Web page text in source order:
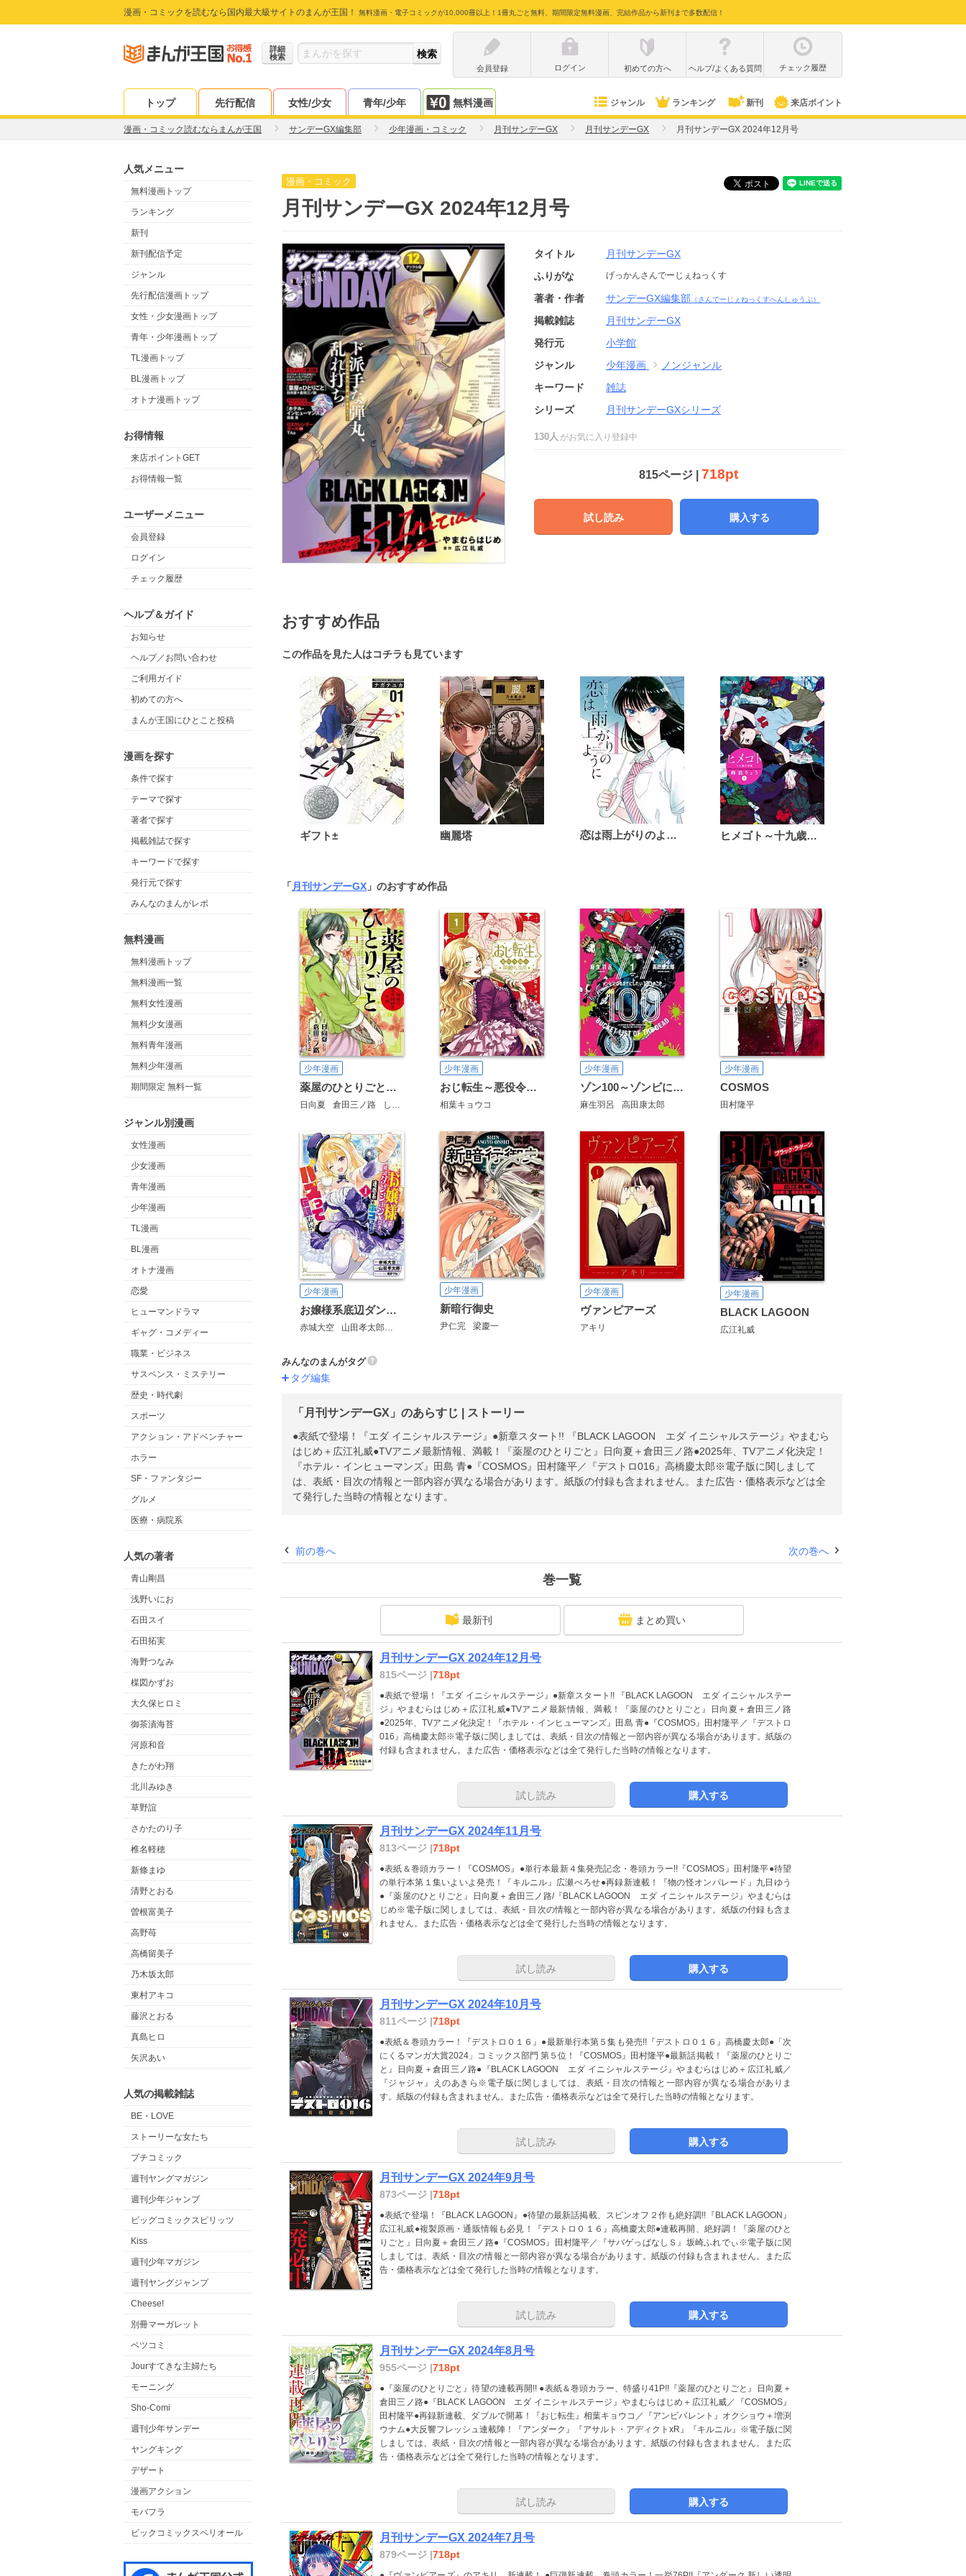
漫画・コミックを読むなら国内最大級サイトのまんが王国！ 無料漫画・電子コミックが10,000冊以上！1冊丸ごと無料、期間限定無料漫画、完結作品から新刊まで多数配信！
詳細
検索
会員登録
ログイン 初めての方へ ヘルプ/よくある質問 チェック履歴
トップ 先行配信 女性/少女 青年/少年 無料漫画 ジャンル ランキング 新刊 来店ポイント
漫画・コミック読むならまんが王国 サンデーGX編集部 少年漫画・コミック 月刊サンデーGX 月刊サンデーGX 月刊サンデーGX 2024年12月号
人気メニュー
無料漫画トップ
ランキング
新刊
新刊配信予定
ジャンル
先行配信漫画トップ
女性・少女漫画トップ
青年・少年漫画トップ
TL漫画トップ
BL漫画トップ
オトナ漫画トップ
お得情報
来店ポイントGET
お得情報一覧
ユーザーメニュー
会員登録
ログイン
チェック履歴
ヘルプ＆ガイド
お知らせ
ヘルプ／お問い合わせ
ご利用ガイド
初めての方へ
まんが王国にひとこと投稿
漫画を探す
条件で探す
テーマで探す
著者で探す
掲載雑誌で探す
キーワードで探す
発行元で探す
みんなのまんがレポ
無料漫画
無料漫画トップ
無料漫画一覧
無料女性漫画
無料少女漫画
無料青年漫画
無料少年漫画
期間限定 無料一覧
ジャンル別漫画
女性漫画
少女漫画
青年漫画
少年漫画
TL漫画
BL漫画
オトナ漫画
恋愛
ヒューマンドラマ
ギャグ・コメディー
職業・ビジネス
サスペンス・ミステリー
歴史・時代劇
スポーツ
アクション・アドベンチャー
ホラー
SF・ファンタジー
グルメ
医療・病院系
人気の著者
青山剛昌
浅野いにお
石田スイ
石田拓実
海野つなみ
楳図かずお
大久保ヒロミ
御茶漬海苔
河原和音
きたがわ翔
北川みゆき
草野誼
さかたのり子
椎名軽穂
新條まゆ
清野とおる
曽根富美子
高野苺
高橋留美子
乃木坂太郎
東村アキコ
藤沢とおる
真島ヒロ
矢沢あい
人気の掲載雑誌
BE・LOVE
ストーリーな女たち
プチコミック
週刊ヤングマガジン
週刊少年ジャンプ
ビッグコミックスピリッツ
Kiss
週刊少年マガジン
週刊ヤングジャンプ
Cheese!
別冊マーガレット
ベツコミ
Jourすてきな主婦たち
モーニング
Sho-Comi
週刊少年サンデー
ヤングキング
デザート
漫画アクション
モバフラ
ビックコミックスペリオール
漫画・コミック
月刊サンデーGX 2024年12月号
タイトル
月刊サンデーGX
ふりがな
げっかんさんでーじぇねっくす
著者・作者 サンデーGX編集部 （さんでーじぇねっくすへんしゅうぶ）
掲載雑誌
月刊サンデーGX
発行元
小学館
ジャンル
少年漫画
ノンジャンル
キーワード
雑誌
シリーズ
月刊サンデーGXシリーズ
130人 がお気に入り登録中
815ページ | 718pt
試し読み 購入する
おすすめ作品
この作品を見た人はコチラも見ています
ギフト± 幽麗塔 恋は雨上がりのように ヒメゴト～十九歳の制服～
「 月刊サンデーGX 」のおすすめ作品
少年漫画
薬屋のひとりごと～猫猫の後宮謎解き手帳～
日向夏 倉田三ノ路 しのとうこ
少年漫画
おじ転生～悪役令嬢の加齢なる生活～
相葉キョウコ
少年漫画
ゾン100～ゾンビになるまでにしたい100のこと～
麻生羽呂 高田康太郎
少年漫画
COSMOS
田村隆平
少年漫画
お嬢様系底辺ダンジョン配信者、迷惑系をボコったらバズって伝説になってますわ！？
赤城大空 山田孝太郎 福きつね
少年漫画
新暗行御史
尹仁完 梁慶一
少年漫画
ヴァンピアーズ
アキリ
少年漫画
BLACK LAGOON
広江礼威
みんなのまんがタグ
タグ編集
「月刊サンデーGX」のあらすじ | ストーリー
●表紙で登場！『エダ イニシャルステージ』●新章スタート!! 『BLACK LAGOON エダ イニシャルステージ』やまむら
はじめ＋広江礼威●TVアニメ最新情報、満載！『薬屋のひとりごと』日向夏＋倉田三ノ路●2025年、TVアニメ化決定！
『ホテル・インヒューマンズ』田島 青●『COSMOS』田村隆平／『デストロ016』高橋慶太郎※電子版に関しまして
は、表紙・目次の情報と一部内容が異なる場合があります。紙版の付録も含まれません。また広告・価格表示などは全
て発行した当時の情報となります。
前の巻へ 次の巻へ
巻一覧
最新刊 まとめ買い
月刊サンデーGX 2024年12月号
815ページ |718pt
●表紙で登場！『エダ イニシャルステージ』●新章スタート!! 『BLACK LAGOON エダ イニシャルステー
ジ』やまむらはじめ＋広江礼威●TVアニメ最新情報、満載！『薬屋のひとりごと』日向夏＋倉田三ノ路
●2025年、TVアニメ化決定！『ホテル・インヒューマンズ』田島 青●『COSMOS』田村隆平／『デストロ
016』高橋慶太郎※電子版に関しましては、表紙・目次の情報と一部内容が異なる場合があります。紙版の
付録も含まれません。また広告・価格表示などは全て発行した当時の情報となります。
試し読み 購入する
月刊サンデーGX 2024年11月号
813ページ |718pt
●表紙＆巻頭カラー！『COSMOS』●単行本最新４集発売記念・巻頭カラー!!『COSMOS』田村隆平●待望
の単行本第１集いよいよ発売！『キルニル』広瀬べろせ●再録新連載！『物の怪オンパレード』九日ゆう
●『薬屋のひとりごと』日向夏＋倉田三ノ路/『BLACK LAGOON エダ イニシャルステージ』やまむらは
じめ※電子版に関しましては、表紙・目次の情報と一部内容が異なる場合があります。紙版の付録も含ま
れません。また広告・価格表示などは全て発行した当時の情報となります。
試し読み 購入する
月刊サンデーGX 2024年10月号
811ページ |718pt
●表紙＆巻頭カラー！『デストロ０１６』●最新単行本第５集も発売!!『デストロ０１６』高橋慶太郎●「次
にくるマンガ大賞2024」コミックス部門 第５位！『COSMOS』田村隆平●最新話掲載！『薬屋のひとりご
と』日向夏＋倉田三ノ路●『BLACK LAGOON エダ イニシャルステージ』やまむらはじめ＋広江礼威／
『ジャジャ』えのあきら※電子版に関しましては、表紙・目次の情報と一部内容が異なる場合がありま
す。紙版の付録も含まれません。また広告・価格表示などは全て発行した当時の情報となります。
試し読み 購入する
月刊サンデーGX 2024年9月号
873ページ |718pt
●表紙で登場！『BLACK LAGOON』●待望の最新話掲載、スピンオフ２作も絶好調!!『BLACK LAGOON』
広江礼威●複製原画・通販情報も必見！『デストロ０１６』高橋慶太郎●連載再開、絶好調！『薬屋のひと
りごと』日向夏＋倉田三ノ路●『COSMOS』田村隆平／『サバゲっぱなしＳ』坂崎ふれでぃ※電子版に関
しましては、表紙・目次の情報と一部内容が異なる場合があります。紙版の付録も含まれません。また広
告・価格表示などは全て発行した当時の情報となります。
試し読み 購入する
月刊サンデーGX 2024年8月号
955ページ |718pt
●『薬屋のひとりごと』待望の連載再開!! ●表紙＆巻頭カラー、特盛り41P!!『薬屋のひとりごと』日向夏＋
倉田三ノ路●『BLACK LAGOON エダ イニシャルステージ』やまむらはじめ＋広江礼威／『COSMOS』
田村隆平●再録新連載、ダブルで開幕！『おじ転生』相葉キョウコ／『アンビバレント』オクショウ＋増渕
ウナム●大反響フレッシュ連載陣！『アンダーク』『アサルト・アディクトxR』『キルニル』※電子版に関
しましては、表紙・目次の情報と一部内容が異なる場合があります。紙版の付録も含まれません。また広
告・価格表示などは全て発行した当時の情報となります。
試し読み 購入する
月刊サンデーGX 2024年7月号
879ページ |718pt